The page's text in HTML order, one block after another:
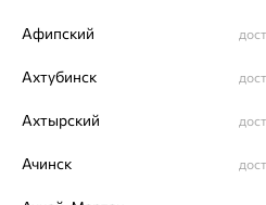
Подписаться
Афипский
Ахтубинск
Ахтырский
Ачинск